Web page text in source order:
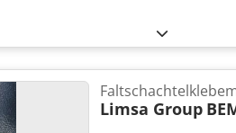
Limsa Group